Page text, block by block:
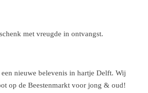
met vreugde in ontvangst.
nieuwe belevenis in hartje Delft. Wij
op de Beestenmarkt voor jong & oud!